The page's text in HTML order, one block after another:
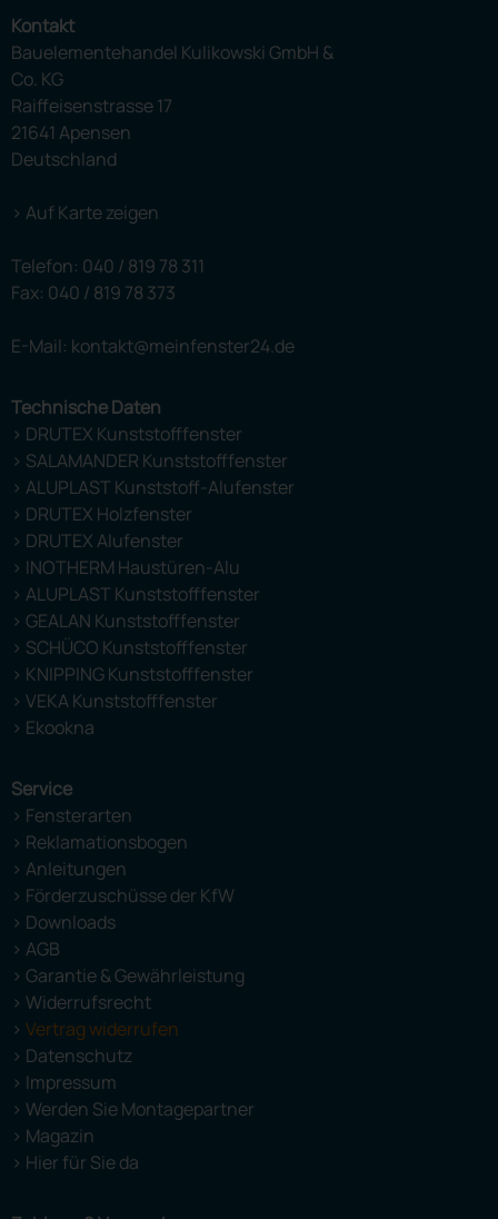
Kontakt
Bauelementehandel Kulikowski GmbH &
Co. KG
Raiffeisenstrasse 17
21641 Apensen
Deutschland
> Auf Karte zeigen
Telefon: 040 / 819 78 311
Fax: 040 / 819 78 373
E-Mail: kontakt@meinfenster24.de
Technische Daten
> DRUTEX Kunststofffenster
> SALAMANDER Kunststofffenster
> ALUPLAST Kunststoff-Alufenster
> DRUTEX Holzfenster
> DRUTEX Alufenster
> INOTHERM Haustüren-Alu
> ALUPLAST Kunststofffenster
> GEALAN Kunststofffenster
> SCHÜCO Kunststofffenster
> KNIPPING Kunststofffenster
> VEKA Kunststofffenster
> Ekookna
Service
> Fensterarten
> Reklamationsbogen
> Anleitungen
> Förderzuschüsse der KfW
> Downloads
> AGB
> Garantie & Gewährleistung
> Widerrufsrecht
> Vertrag widerrufen
> Datenschutz
> Impressum
> Werden Sie Montagepartner
> Magazin
> Hier für Sie da